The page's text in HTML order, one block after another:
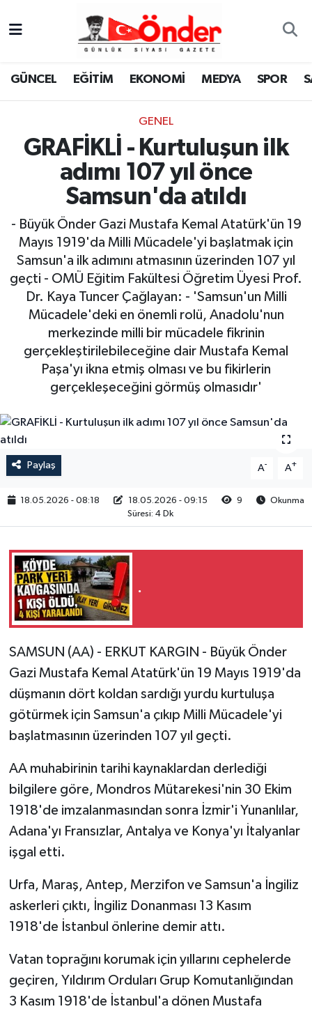
GÜNCEL EĞİTİM EKONOMİ MEDYA SPOR
GENEL
GRAFİKLİ - Kurtuluşun ilk
adımı 107 yıl önce
Samsun'da atıldı
- Büyük Önder Gazi Mustafa Kemal Atatürk'ün 19
Mayıs 1919'da Milli Mücadele'yi başlatmak için
Samsun'a ilk adımını atmasının üzerinden 107 yıl
geçti - OMÜ Eğitim Fakültesi Öğretim Üyesi Prof.
Dr. Kaya Tuncer Çağlayan: - 'Samsun'un Milli
Mücadele'deki en önemli rolü, Anadolu'nun
merkezinde milli bir mücadele fikrinin
gerçekleştirilebileceğine dair Mustafa Kemal
Paşa'yı ikna etmiş olması ve bu fikirlerin
gerçekleşeceğini görmüş olmasıdır'
Paylaş A- A+
18.05.2026 - 08:18 18.05.2026 - 09:15 9
Okunma
Süresi: 4 Dk
.
SAMSUN (AA) - ERKUT KARGIN - Büyük Önder
Gazi Mustafa Kemal Atatürk'ün 19 Mayıs 1919'da
düşmanın dört koldan sardığı yurdu kurtuluşa
götürmek için Samsun'a çıkıp Milli Mücadele'yi
başlatmasının üzerinden 107 yıl geçti.
AA muhabirinin tarihi kaynaklardan derlediği
bilgilere göre, Mondros Mütarekesi'nin 30 Ekim
1918'de imzalanmasından sonra İzmir'i Yunanlılar,
Adana'yı Fransızlar, Antalya ve Konya'yı İtalyanlar
işgal etti.
Urfa, Maraş, Antep, Merzifon ve Samsun'a İngiliz
askerleri çıktı, İngiliz Donanması 13 Kasım
1918'de İstanbul önlerine demir attı.
Vatan toprağını korumak için yıllarını cephelerde
geçiren, Yıldırım Orduları Grup Komutanlığından
3 Kasım 1918'de İstanbul'a dönen Mustafa
GÜNCEL
MEDYA
SPOR
SAĞLIK
KÜLTÜR-SANAT
YAŞAM
RESMİ İLAN
Zonguldak Nöbetçi Eczaneler
Zonguldak Namaz Vakitleri
Zonguldak Trafik Yoğunluk Haritası
TFF 3.Lig 4.Grup Puan Durumu ve Fikstür
Tüm Manşetler
Son Dakika Haberleri
Haber Arşivi